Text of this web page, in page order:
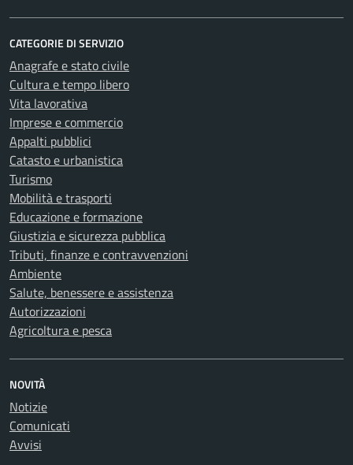
CATEGORIE DI SERVIZIO
Anagrafe e stato civile
Cultura e tempo libero
Vita lavorativa
Imprese e commercio
Appalti pubblici
Catasto e urbanistica
Turismo
Mobilità e trasporti
Educazione e formazione
Giustizia e sicurezza pubblica
Tributi, finanze e contravvenzioni
Ambiente
Salute, benessere e assistenza
Autorizzazioni
Agricoltura e pesca
NOVITÀ
Notizie
Comunicati
Avvisi